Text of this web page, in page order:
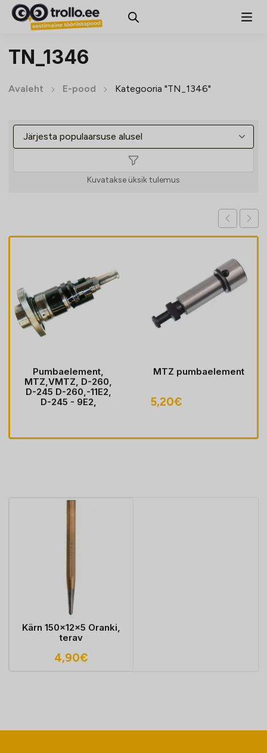
TN_1346
Avaleht E-pood Kategooria "TN_1346"
Kuvatakse üksik tulemus
Pumbaelement,
MTZ,VMTZ, D-260,
D-245 D-260,-11E2,
D-245 - 9E2,
MTZ pumbaelement
5,20€
Kärn 150x12x5 Oranki,
terav
4,90€